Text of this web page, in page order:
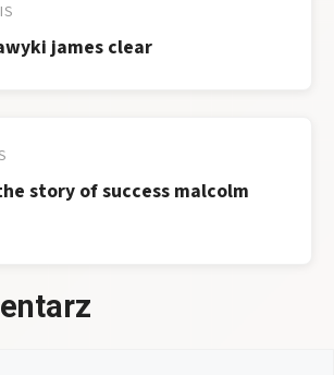
james clear
story of success malcolm